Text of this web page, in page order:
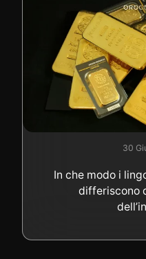
30
In che modo i
differiscono